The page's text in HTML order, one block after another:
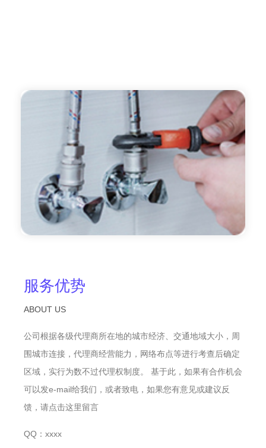
服务优势
ABOUT US
公司根据各级代理商所在地的城市经济、交通地域大小，周
围城市连接，代理商经营能力，网络布点等进行考查后确定
区域，实行为数不过代理权制度。 基于此，如果有合作机会
可以发e-mail给我们，或者致电，如果您有意见或建议反
馈，请点击这里留言
QQ：xxxx